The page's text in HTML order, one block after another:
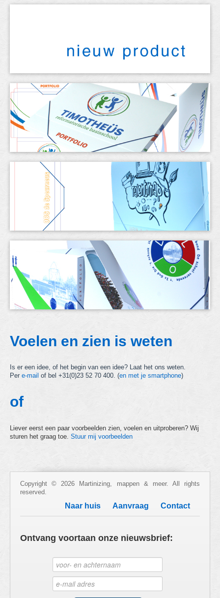
Voelen en zien is weten
Is er een idee, of het begin van een idee? Laat het ons weten.
Per e-mail of bel +31(0)23 52 70 400. (en met je smartphone)
of
Liever eerst een paar voorbeelden zien, voelen en uitproberen? Wij
sturen het graag toe. Stuur mij voorbeelden
Copyright © 2026 Martinizing, mappen & meer. All rights
reserved.
Naar huis Aanvraag Contact
Ontvang voortaan onze nieuwsbrief: